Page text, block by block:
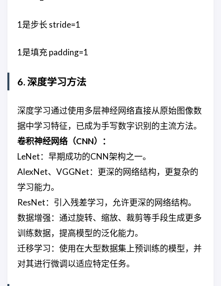
1是步长 stride=1
1是填充 padding=1
6. 深度学习方法
深度学习通过使用多层神经网络直接从原始图像数
据中学习特征，已成为手写数字识别的主流方法。
卷积神经网络（CNN）：
LeNet：早期成功的CNN架构之一。
AlexNet、VGGNet：更深的网络结构，更复杂的
学习能力。
ResNet：引入残差学习，允许更深的网络结构。
数据增强：通过旋转、缩放、裁剪等手段生成更多
训练数据，提高模型的泛化能力。
迁移学习：使用在大型数据集上预训练的模型，并
对其进行微调以适应特定任务。